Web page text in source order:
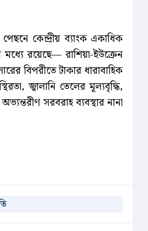
কেন্দ্রীয় ব্যাংক একাধিক
রয়েছে— রাশিয়া-ইউক্রেন
বিপরীতে টাকার ধারাবাহিক
জ্বালানি তেলের মূল্যবৃদ্ধি,
সরবরাহ ব্যবস্থার নানা